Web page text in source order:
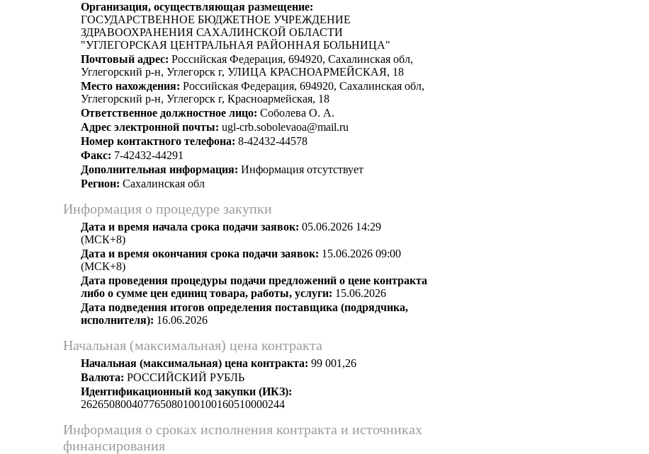
Организация, осуществляющая размещение:
ГОСУДАРСТВЕННОЕ БЮДЖЕТНОЕ УЧРЕЖДЕНИЕ
ЗДРАВООХРАНЕНИЯ САХАЛИНСКОЙ ОБЛАСТИ
"УГЛЕГОРСКАЯ ЦЕНТРАЛЬНАЯ РАЙОННАЯ БОЛЬНИЦА"
Почтовый адрес: Российская Федерация, 694920, Сахалинская обл,
Углегорский р-н, Углегорск г, УЛИЦА КРАСНОАРМЕЙСКАЯ, 18
Место нахождения: Российская Федерация, 694920, Сахалинская обл,
Углегорский р-н, Углегорск г, Красноармейская, 18
Ответственное должностное лицо: Соболева О. А.
Адрес электронной почты: ugl-crb.sobolevaoa@mail.ru
Номер контактного телефона: 8-42432-44578
Факс: 7-42432-44291
Дополнительная информация: Информация отсутствует
Регион: Сахалинская обл
Информация о процедуре закупки
Дата и время начала срока подачи заявок: 05.06.2026 14:29
(МСК+8)
Дата и время окончания срока подачи заявок: 15.06.2026 09:00
(МСК+8)
Дата проведения процедуры подачи предложений о цене контракта
либо о сумме цен единиц товара, работы, услуги: 15.06.2026
Дата подведения итогов определения поставщика (подрядчика,
исполнителя): 16.06.2026
Начальная (максимальная) цена контракта
Начальная (максимальная) цена контракта: 99 001,26
Валюта: РОССИЙСКИЙ РУБЛЬ
Идентификационный код закупки (ИКЗ):
262650800407765080100100160510000244
Информация о сроках исполнения контракта и источниках
финансирования